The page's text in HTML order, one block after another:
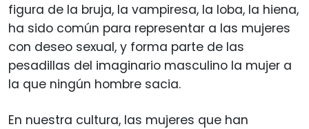
figura de la bruja, la vampiresa, la loba, la hiena,
ha sido común para representar a las mujeres
con deseo sexual, y forma parte de las
pesadillas del imaginario masculino la mujer a
la que ningún hombre sacia.
En nuestra cultura, las mujeres que han